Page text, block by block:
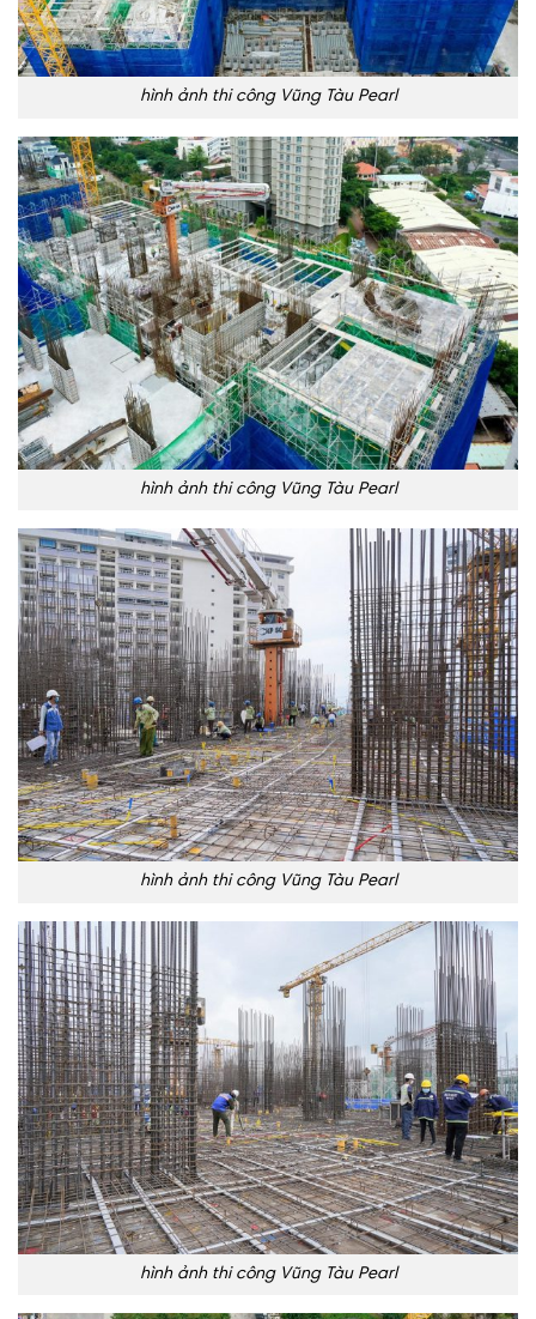
hình ảnh thi công Vũng Tàu Pearl
hình ảnh thi công Vũng Tàu Pearl
hình ảnh thi công Vũng Tàu Pearl
hình ảnh thi công Vũng Tàu Pearl